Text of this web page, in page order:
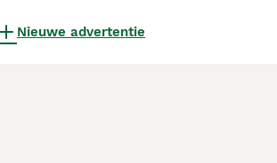
Nieuwe advertentie